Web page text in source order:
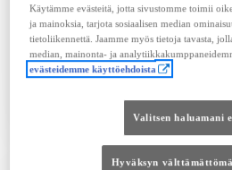
38 900,00 €
495,30 € / kk
Tutustu autoon
Vertaile
Käytämme evästeitä, jotta sivustomme toimii
ja mainoksia, tarjota sosiaalisen median
tietoliikennettä. Jaamme myös tietoja tavasta,
median, mainonta- ja
evästeidemme käyttöehdoista
Valitsen haluamani
Hyväksyn